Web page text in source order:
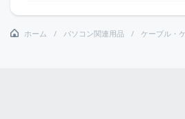
ホーム パソコン関連用品 ケーブル・